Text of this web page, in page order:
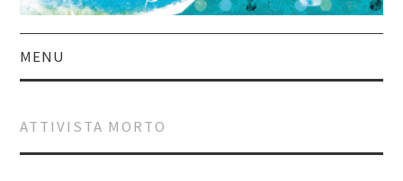
MENU
ATTIVISTA MORTO